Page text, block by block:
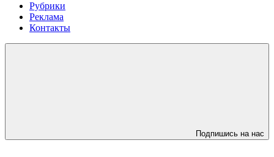
Рубрики
Реклама
Контакты
Подпишись на нас